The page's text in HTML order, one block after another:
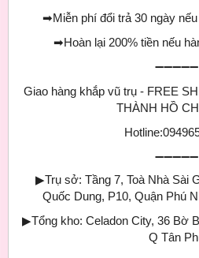
➡Miễn phí đổi trả 30 ngày
➡Hoàn lại 200% tiền nếu
➖➖➖➖➖
Giao hàng khắp vũ trụ - FREE
THÀNH HỒ
➖➖➖➖➖
▶Trụ sở: Tầng 7, Toà Nhà Sài
Quốc Dung, P10, Quận Phú
▶Tổng kho: Celadon City, 36 Bờ
Q Tân